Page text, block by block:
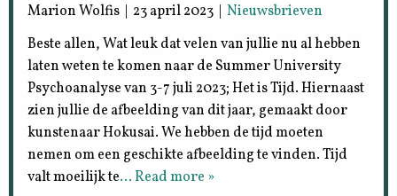
Marion Wolfis | 23 april 2023 |Nieuwsbrieven
Beste allen, Wat leuk dat velen van jullie nu al hebben
laten weten te komen naar de Summer University
Psychoanalyse van 3-7 juli 2023; Het is Tijd. Hiernaast
zien jullie de afbeelding van dit jaar, gemaakt door
kunstenaar Hokusai. We hebben de tijd moeten
nemen om een geschikte afbeelding te vinden. Tijd
valt moeilijk te… Read more »